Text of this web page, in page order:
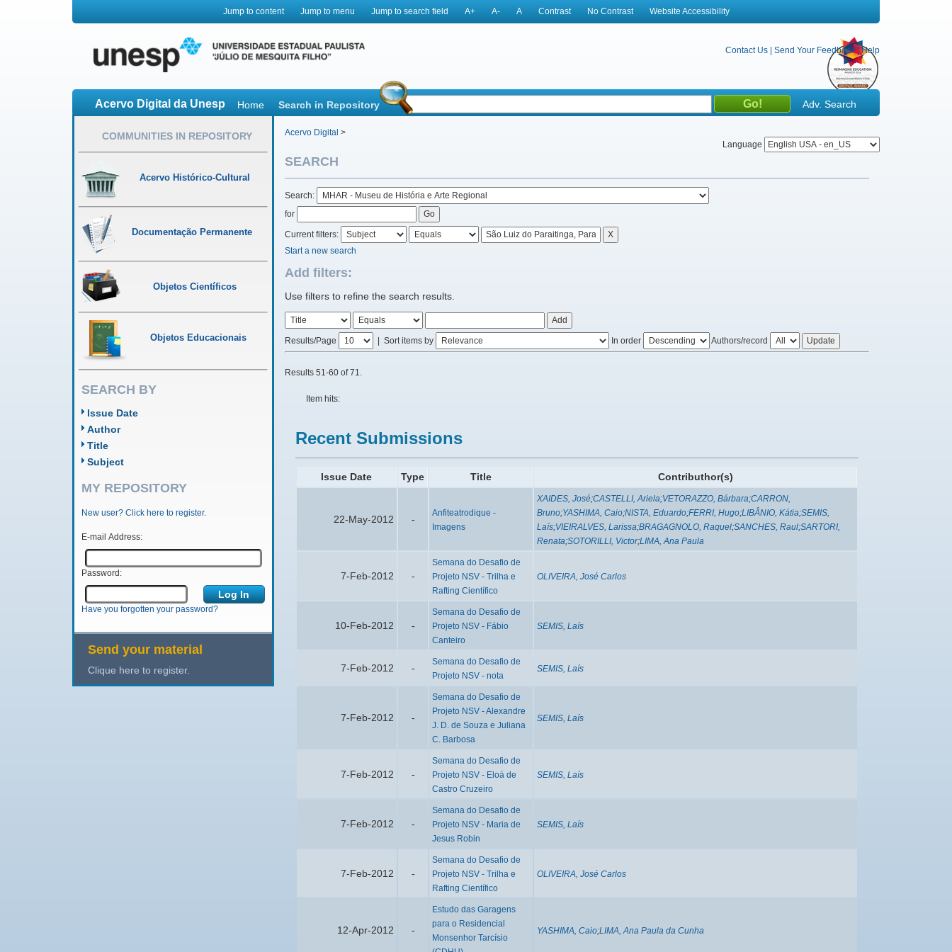
Jump to content Jump to menu Jump to search field A+ A- A Contrast No Contrast Website Accessibility
Contact Us Send Your Feedback |Help
Language
Acervo Digital da Unesp Home Search in Repository Adv. Search
COMMUNITIES IN REPOSITORY
Acervo Histórico-Cultural
Documentação Permanente
Objetos Científicos
Objetos Educacionais
SEARCH BY
Issue Date
Author
Title
Subject
MY REPOSITORY
New user? Click here to register.
E-mail Address:
Password:
Have you forgotten your password?
Send your material
Clique here to register.
Acervo Digital >
SEARCH
Search:
for
Current filters:
Start a new search
Add filters:
Use filters to refine the search results.
Results/Page Sort items by In order Authors/record
Results 51-60 of 71.
Item hits:
Recent Submissions
Issue Date Type Title Contributhor(s)
22-May-2012 -
Anfiteatrodique -
Imagens
XAIDES, José;CASTELLI, Ariela;VETORAZZO, Bárbara;CARRON,
Bruno;YASHIMA, Caio;NISTA, Eduardo;FERRI, Hugo;LIBÂNIO, Kátia;SEMIS,
Laís;VIEIRALVES, Larissa;BRAGAGNOLO, Raquel;SANCHES, Raul;SARTORI,
Renata;SOTORILLI, Victor;LIMA, Ana Paula
7-Feb-2012 -
Semana do Desafio de
Projeto NSV - Trilha e
Rafting Científico
OLIVEIRA, José Carlos
10-Feb-2012 -
Semana do Desafio de
Projeto NSV - Fábio
Canteiro
SEMIS, Laís
7-Feb-2012 -
Semana do Desafio de
Projeto NSV - nota
SEMIS, Laís
7-Feb-2012 -
Semana do Desafio de
Projeto NSV - Alexandre
J. D. de Souza e Juliana
C. Barbosa
SEMIS, Laís
7-Feb-2012 -
Semana do Desafio de
Projeto NSV - Eloá de
Castro Cruzeiro
SEMIS, Laís
7-Feb-2012 -
Semana do Desafio de
Projeto NSV - Maria de
Jesus Robin
SEMIS, Laís
7-Feb-2012 -
Semana do Desafio de
Projeto NSV - Trilha e
Rafting Científico
OLIVEIRA, José Carlos
12-Apr-2012 -
Estudo das Garagens
para o Residencial
Monsenhor Tarcísio
YASHIMA, Caio;LIMA, Ana Paula da Cunha